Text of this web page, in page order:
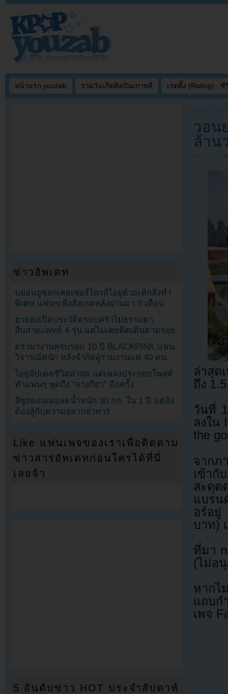
หน้าแรก youzab รวมวันเกิดศิลปินเกาหลี เรตติ้ง (Rating) : ซี
วอน
ล้าน
ล่าสุด
ถึง
วันที่
ลงใน
the
จากภ
เข้ากั
สะดุด
แบรน
อร์อ
บาท)
ที่มา
(ไม่อ
หากไ
แถบก
เพจ
ข่าวอัพเดท
บยอนอูซอกเคยเซอร์ไพรส์ไอยูด้วยเค้กสั่งทำ
พิเศษ แฟนๆเพิ่งสังเกตหลังผ่านมา 3 เดือน
ฮายองเปิดประวัติครอบครัวไม่ธรรมดา
สืบสายแพทย์ 4 รุ่น แต่ไม่เคยคิดเดินตามรอย
ดราม่างานครบรอบ 10 ปี BLACKPINK แฟน
วิจารณ์หนัก หลังจำกัดผู้ร่วมงานแค่ 40 คน
ไอยูอัปเดตชีวิตล่าสุด แต่เพลงประกอบโพสต์
ทำแฟนๆ พูดถึง “จางกีฮา” อีกครั้ง
อีซูฮยอนเผยลดน้ำหนัก 30 กก. ใน 1 ปี แต่ยัง
ต้องสู้กับความอยากอาหาร
Like แฟนเพจของเราเพื่อติดตาม
ข่าวสารอัพเดทก่อนใครได้ที่นี่
เลยจ้า
5 อันดับข่าว HOT ประจำสัปดาห์